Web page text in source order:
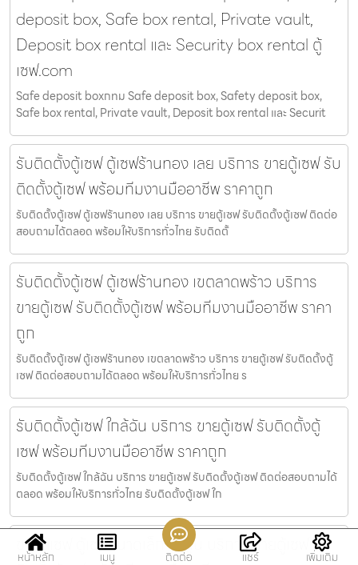
deposit box, Safe box rental, Private vault,
Deposit box rental และ Security box rental ตู้
เซฟ.com
Safe deposit boxกทม Safe deposit box, Safety deposit box,
Safe box rental, Private vault, Deposit box rental และ Securit
รับติดตั้งตู้เซฟ ตู้เซฟร้านทอง เลย บริการ ขายตู้เซฟ รับ
ติดตั้งตู้เซฟ พร้อมทีมงานมืออาชีพ ราคาถูก
รับติดตั้งตู้เซฟ ตู้เซฟร้านทอง เลย บริการ ขายตู้เซฟ รับติดตั้งตู้เซฟ ติดต่อ
สอบถามได้ตลอด พร้อมให้บริการทั่วไทย รับติดตั้
รับติดตั้งตู้เซฟ ตู้เซฟร้านทอง เขตลาดพร้าว บริการ
ขายตู้เซฟ รับติดตั้งตู้เซฟ พร้อมทีมงานมืออาชีพ ราคา
ถูก
รับติดตั้งตู้เซฟ ตู้เซฟร้านทอง เขตลาดพร้าว บริการ ขายตู้เซฟ รับติดตั้งตู้
เซฟ ติดต่อสอบถามได้ตลอด พร้อมให้บริการทั่วไทย ร
รับติดตั้งตู้เซฟ ใกล้ฉัน บริการ ขายตู้เซฟ รับติดตั้งตู้
เซฟ พร้อมทีมงานมืออาชีพ ราคาถูก
รับติดตั้งตู้เซฟ ใกล้ฉัน บริการ ขายตู้เซฟ รับติดตั้งตู้เซฟ ติดต่อสอบถามได้
ตลอด พร้อมให้บริการทั่วไทย รับติดตั้งตู้เซฟ ใก
ขายตู้เซฟ ตู้เซฟขนาดเล็ก ลำพูน บริการ ขายตู้เซฟ รับ
หน้าหลัก เมนู ติดต่อ แชร์ เพิ่มเติม